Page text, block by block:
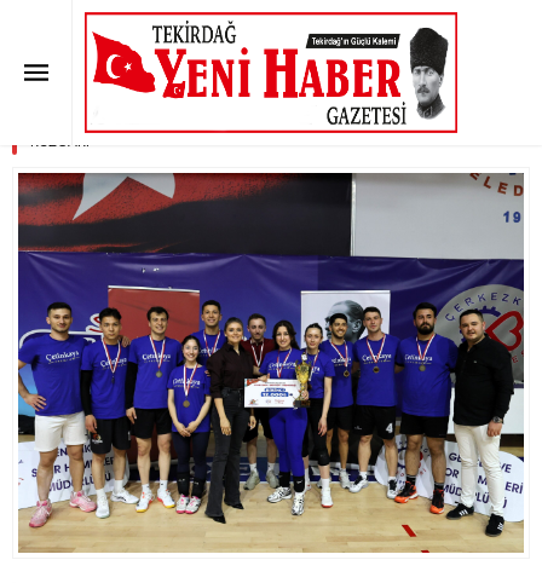
VOLEYBOL TURNUVAMIZDA
ÇETİNKAYA PREMİUM RÜZGARI
VOLEYBOL TURNUVAMIZDA ÇETİNKAYA PREMİUM
RÜZGARI